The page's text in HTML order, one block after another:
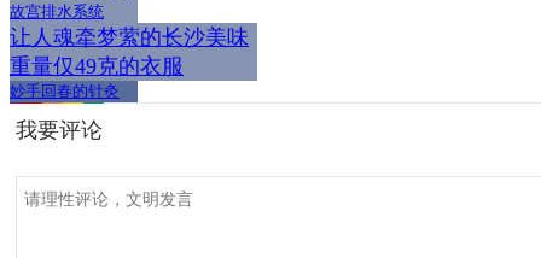
故宫排水系统
让人魂牵梦萦的长沙美味
重量仅49克的衣服
妙手回春的针灸